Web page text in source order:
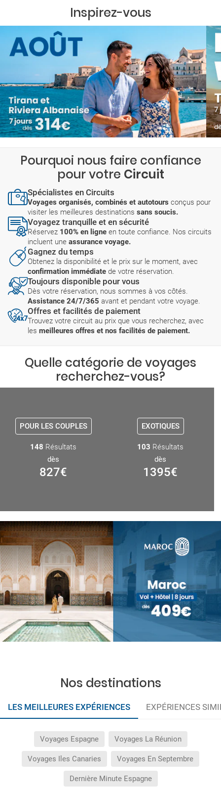
Inspirez-vous
Pourquoi nous faire confiance
pour votre Circuit
Spécialistes en Circuits
Voyages organisés, combinés et autotours conçus pour
visiter les meilleures destinations sans soucis.
Voyagez tranquille et en sécurité
Réservez 100% en ligne en toute confiance. Nos circuits
incluent une assurance voyage.
Gagnez du temps
Obtenez la disponibilité et le prix sur le moment, avec
confirmation immédiate de votre réservation.
Toujours disponible pour vous
Dès votre réservation, nous sommes à vos côtés.
Assistance 24/7/365 avant et pendant votre voyage.
Offres et facilités de paiement
Trouvez votre circuit au prix que vous recherchez, avec
les meilleures offres et nos facilités de paiement.
Quelle catégorie de voyages
recherchez-vous?
POUR LES COUPLES
148 Résultats
dès
827€
EXOTIQUES
103 Résultats
dès
1395€
Nos destinations
LES MEILLEURES EXPÉRIENCES EXPÉRIENCES
Voyages Espagne Voyages La Réunion
Voyages Iles Canaries Voyages En Septembre
Dernière Minute Espagne